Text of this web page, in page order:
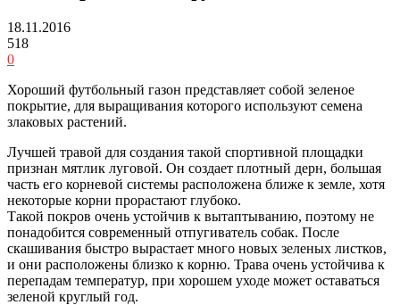
18.11.2016
518
0
Хороший футбольный газон представляет собой зеленое
покрытие, для выращивания которого используют семена
злаковых растений.
Лучшей травой для создания такой спортивной площадки
признан мятлик луговой. Он создает плотный дерн, большая
часть его корневой системы расположена ближе к земле, хотя
некоторые корни прорастают глубоко.
Такой покров очень устойчив к вытаптыванию, поэтому не
понадобится современный отпугиватель собак. После
скашивания быстро вырастает много новых зеленых листков,
и они расположены близко к корню. Трава очень устойчива к
перепадам температур, при хорошем уходе может оставаться
зеленой круглый год.